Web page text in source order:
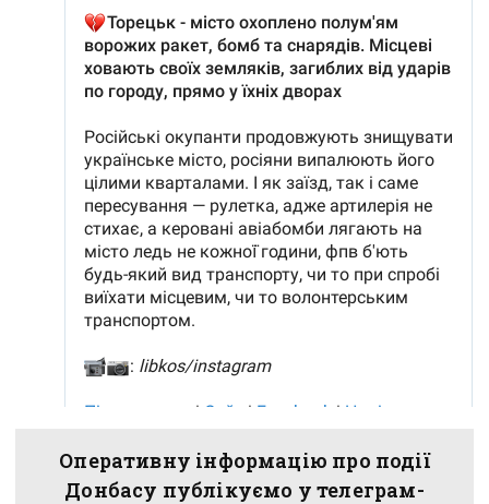
Оперативну інформацію про події
Донбасу публікуємо у телеграм-